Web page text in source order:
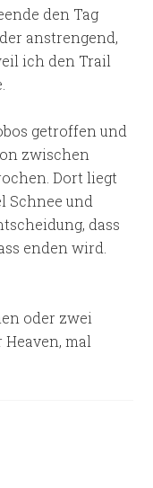
den Tag
anstrengend,
ich den Trail
getroffen und
zwischen
Dort liegt
Schnee und
dass
enden wird.
oder zwei
mal